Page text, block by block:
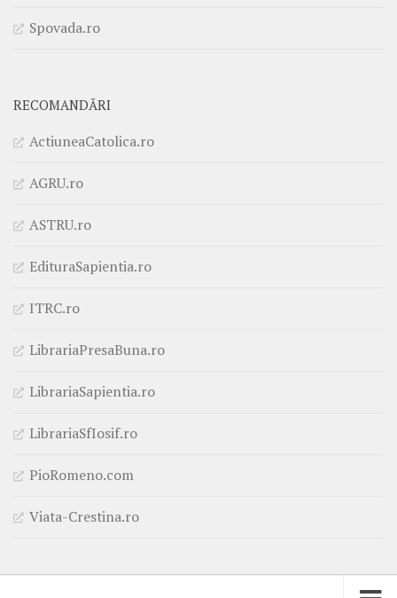
Spovada.ro
RECOMANDĂRI
ActiuneaCatolica.ro
AGRU.ro
ASTRU.ro
EdituraSapientia.ro
ITRC.ro
LibrariaPresaBuna.ro
LibrariaSapientia.ro
LibrariaSfIosif.ro
PioRomeno.com
Viata-Crestina.ro